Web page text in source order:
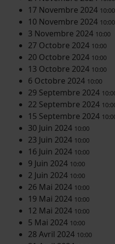
17 Novembre 2024 10:00
10 Novembre 2024 10:00
3 Novembre 2024 10:00
27 Octobre 2024 10:00
20 Octobre 2024 10:00
13 Octobre 2024 10:00
6 Octobre 2024 10:00
29 Septembre 2024
22 Septembre 2024
15 Septembre 2024
30 Juin 2024 10:00
23 Juin 2024 10:00
16 Juin 2024 10:00
9 Juin 2024 10:00
2 Juin 2024 10:00
26 Mai 2024 10:00
19 Mai 2024 10:00
12 Mai 2024 10:00
5 Mai 2024 10:00
28 Avril 2024 10:00